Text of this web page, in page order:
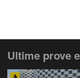
Ultime prove